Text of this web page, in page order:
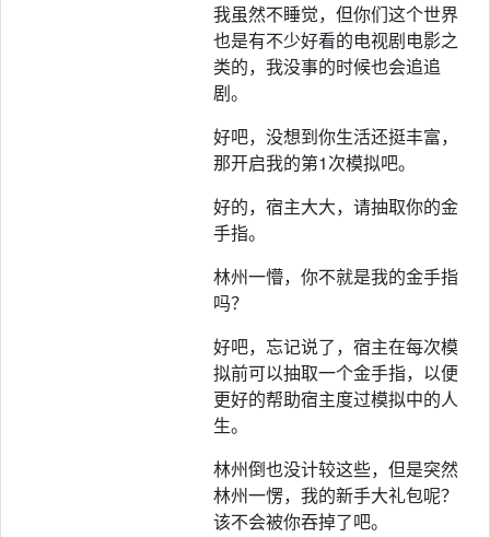
我虽然不睡觉，但你们这个世界
也是有不少好看的电视剧电影之
类的，我没事的时候也会追追
剧。
好吧，没想到你生活还挺丰富，
那开启我的第1次模拟吧。
好的，宿主大大，请抽取你的金
手指。
林州一懵，你不就是我的金手指
吗？
好吧，忘记说了，宿主在每次模
拟前可以抽取一个金手指，以便
更好的帮助宿主度过模拟中的人
生。
林州倒也没计较这些，但是突然
林州一愣，我的新手大礼包呢？
该不会被你吞掉了吧。